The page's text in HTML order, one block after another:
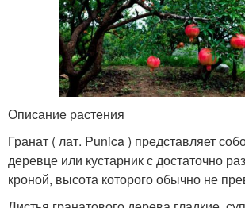
Описание растения
Гранат ( лат. Punica ) представляет
деревце или кустарник с достаточно
кроной, высота которого обычно не